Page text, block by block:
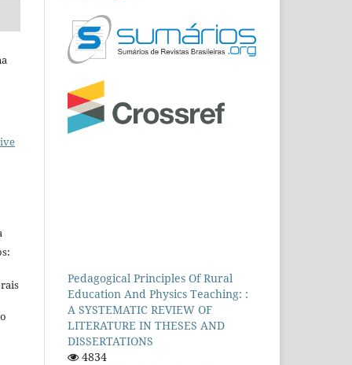
Pedagogical Principles Of Rural
Education And Physics Teaching: :
A SYSTEMATIC REVIEW OF
LITERATURE IN THESES AND
DISSERTATIONS
4834